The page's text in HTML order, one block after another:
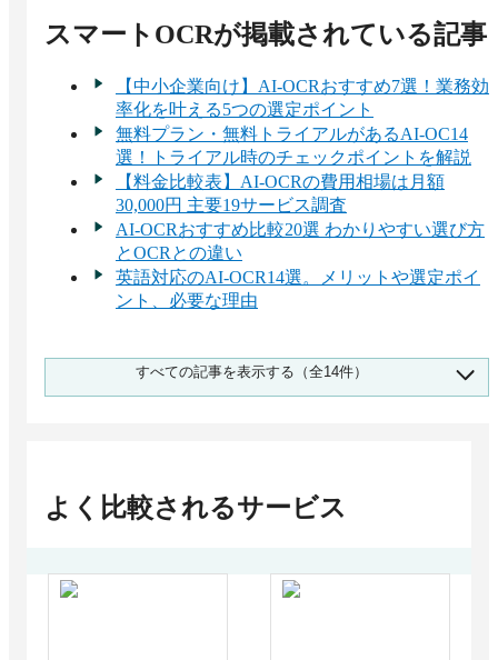
スマートOCRが掲載されている記事
【中小企業向け】AI-OCRおすすめ7選！業務効
率化を叶える5つの選定ポイント
無料プラン・無料トライアルがあるAI-OC14
選！トライアル時のチェックポイントを解説
【料金比較表】AI-OCRの費用相場は月額
30,000円 主要19サービス調査
AI-OCRおすすめ比較20選 わかりやすい選び方
とOCRとの違い
英語対応のAI-OCR14選。メリットや選定ポイ
ント、必要な理由
請求書のデータ化で紙の原本が不要！電子化の
方法4つやおすすめのツールも解説
API連携に対応したAI-OCR9選。メリットや選
定ポイントも解説
イントと導入のメリット
買い切り型のAI-OCRは少ない | 類似のオンプ
すべての記事を表示する（全14件）
よく比較されるサービス